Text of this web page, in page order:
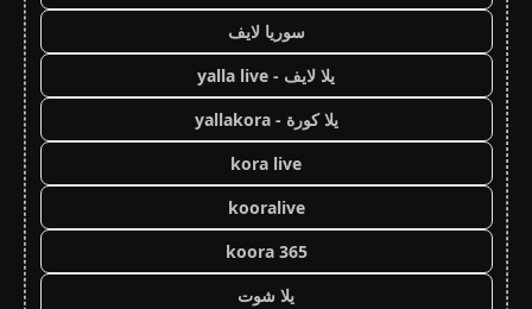
سوريا لايف
يلا لايف - yalla live
يلا كورة - yallakora
kora live
kooralive
koora 365
يلا شوت